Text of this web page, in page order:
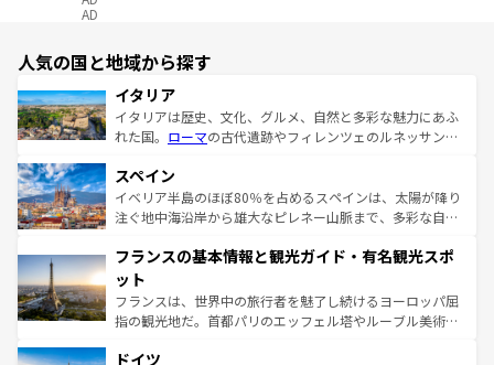
AD
人気の国と地域から探す
イタリア
イタリアは歴史、文化、グルメ、自然と多彩な魅力にあふ
れた国。 ローマの古代遺跡やフィレンツェのルネッサンス
ろん、トスカーナの美しい田園風景やアマルフィ海岸の絶
景など、自然景観も見逃せない。観光の合間には、本場の
ピザやパスタなど、絶品のイタリア料理を堪能することも
ませてくれるイタリアで、忘れられない旅をしてみよう！
なお、新着のイタリア情報は
しい。
スペイン
イベリア半島のほぼ80％を占めるスペインは、太陽が降り
注ぐ地中海沿岸から雄大なピレネー山脈まで、多彩な自然
文化が根付くこの国では、情熱的なフラメンコ、熱気あふ
れる闘牛、そして美味しいタパスが生活の一部となってい
る。首都マドリードの洗練された雰囲気や、バルセロナの
アートに溢れた街角から、地方では古代ローマ遺跡や中世
せる。地方によって風土や気候が異なるスペインはその個
フランスの基本情報と観光ガイド・有名観光スポ
ット
フランスは、世界中の旅行者を魅了し続けるヨーロッパ屈
指の観光地だ。首都パリのエッフェル塔やルーブル美術館
で、幅広い魅力が詰まっている。華麗な宮殿、歴史的な大
ドイツ